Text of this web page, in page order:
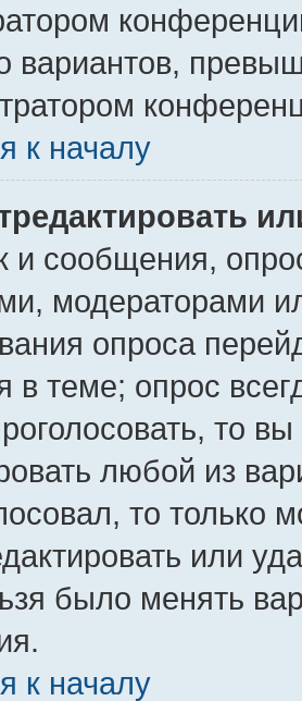
вариантов,
к началу
и сообщения,
модераторами
опроса
в теме; опрос
то
любой из
то только
или
было менять
к началу